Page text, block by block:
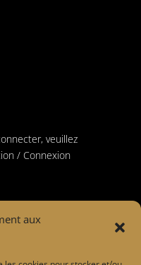
aux
veuillez
/ Connexion